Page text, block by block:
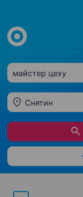
майстер цеху
Снятин